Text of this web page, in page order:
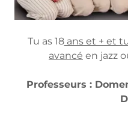
Tu as 18ans et + et
avancé en jazz
Professeurs :